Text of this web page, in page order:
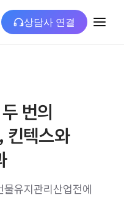
상담사 연결
번의
킨텍스와
유지관리산업전에